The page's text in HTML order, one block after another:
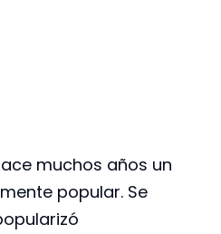
muchos años un
popular. Se